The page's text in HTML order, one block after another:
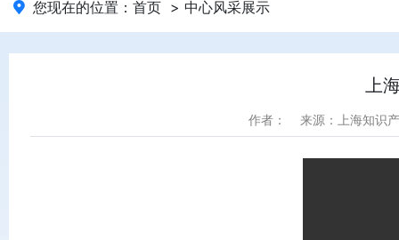
您现在的位置： 首页 > 中心风采展示
上
作者： 来源：上海知识